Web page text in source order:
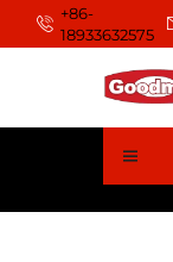
+86-
18933632575